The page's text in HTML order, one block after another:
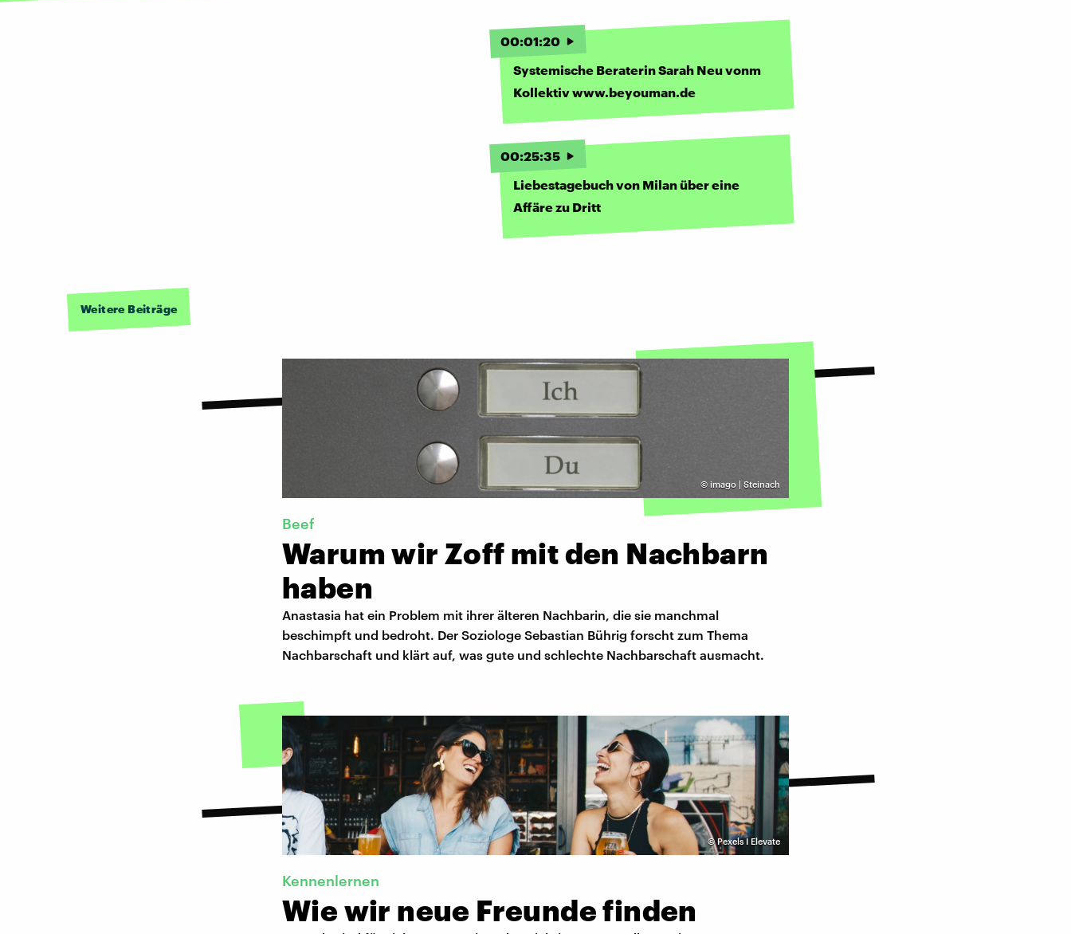
00:01:20
Systemische Beraterin Sarah Neu vonm
Kollektiv www.beyouman.de
00:25:35
Liebestagebuch von Milan über eine
Affäre zu Dritt
Weitere Beiträge
© imago | Steinach
Beef
Warum wir Zoff mit den Nachbarn
haben
Anastasia hat ein Problem mit ihrer älteren Nachbarin, die sie manchmal
beschimpft und bedroht. Der Soziologe Sebastian Bührig forscht zum Thema
Nachbarschaft und klärt auf, was gute und schlechte Nachbarschaft ausmacht.
©Pexels I Elevate
Kennenlernen
Wie wir neue Freunde finden